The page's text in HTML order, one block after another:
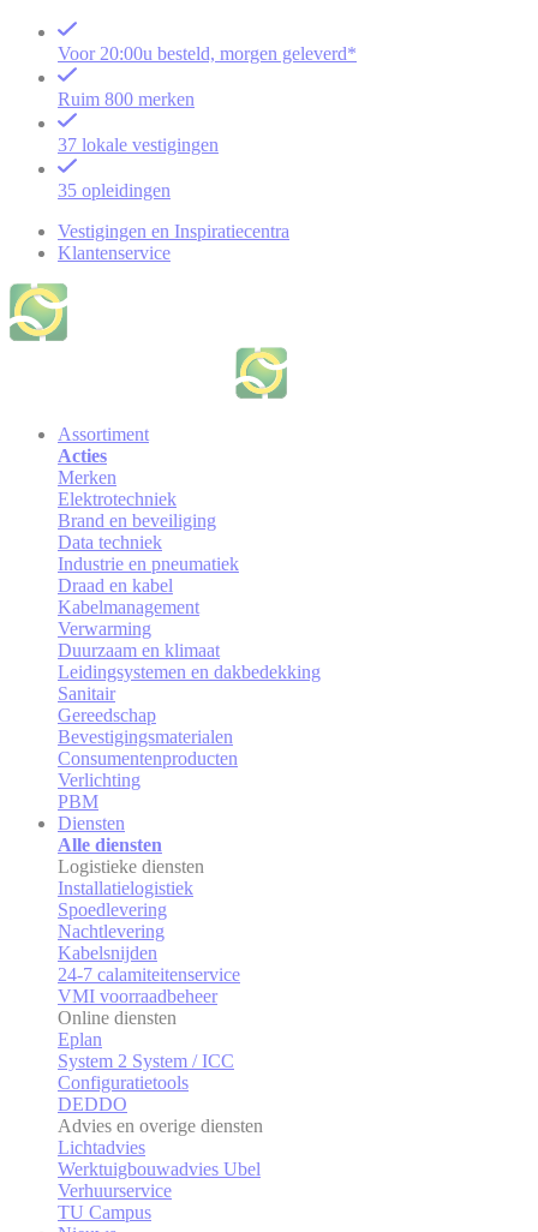
Voor 20:00u besteld, morgen geleverd*
Ruim 800 merken
37 lokale vestigingen
35 opleidingen
Vestigingen en Inspiratiecentra
Klantenservice
Assortiment
Acties
Merken
Elektrotechniek
Brand en beveiliging
Data techniek
Industrie en pneumatiek
Draad en kabel
Kabelmanagement
Verwarming
Duurzaam en klimaat
Leidingsystemen en dakbedekking
Sanitair
Gereedschap
Bevestigingsmaterialen
Consumentenproducten
Verlichting
PBM
Diensten
Alle diensten
Logistieke diensten
Installatielogistiek
Spoedlevering
Nachtlevering
Kabelsnijden
24-7 calamiteitenservice
VMI voorraadbeheer
Online diensten
Eplan
System 2 System / ICC
Configuratietools
DEDDO
Advies en overige diensten
Lichtadvies
Werktuigbouwadvies Ubel
Verhuurservice
TU Campus